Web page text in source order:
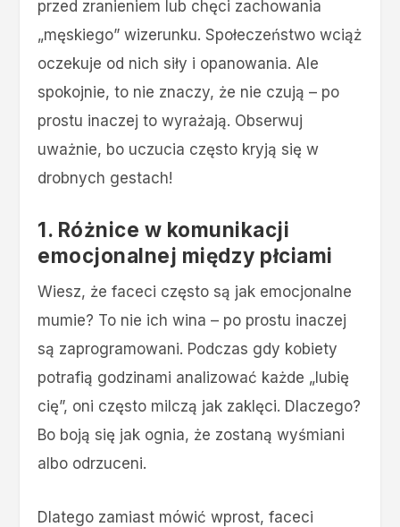
przed zranieniem lub chęci zachowania
„męskiego” wizerunku. Społeczeństwo wciąż
oczekuje od nich siły i opanowania. Ale
spokojnie, to nie znaczy, że nie czują – po
prostu inaczej to wyrażają. Obserwuj
uważnie, bo uczucia często kryją się w
drobnych gestach!
1. Różnice w komunikacji
emocjonalnej między płciami
Wiesz, że faceci często są jak emocjonalne
mumie? To nie ich wina – po prostu inaczej
są zaprogramowani. Podczas gdy kobiety
potrafią godzinami analizować każde „lubię
cię”, oni często milczą jak zaklęci. Dlaczego?
Bo boją się jak ognia, że zostaną wyśmiani
albo odrzuceni.
Dlatego zamiast mówić wprost, faceci